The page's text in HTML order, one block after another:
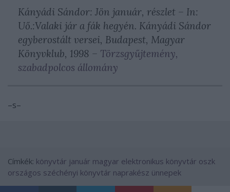
Kányádi Sándor: Jön január, részlet – In:
Uő.:Valaki jár a fák hegyén. Kányádi Sándor
egyberostált versei, Budapest, Magyar
Könyvklub, 1998 – Törzsgyűjtemény,
szabadpolcos állomány
–s–
Címkék: könyvtár január magyar elektronikus könyvtár oszk
országos széchényi könyvtár naprakész ünnepek